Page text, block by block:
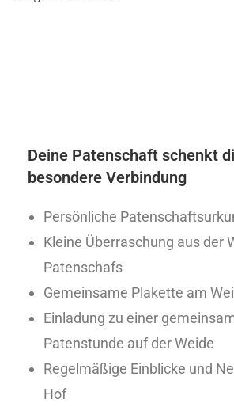
Deine Patenschaft schenkt
besondere Verbindung
Persönliche
Kleine Überraschung aus der
Patenschafs
Gemeinsame Plakette am
Einladung zu einer
Patenstunde auf der Weide
Regelmäßige Einblicke und
Hof